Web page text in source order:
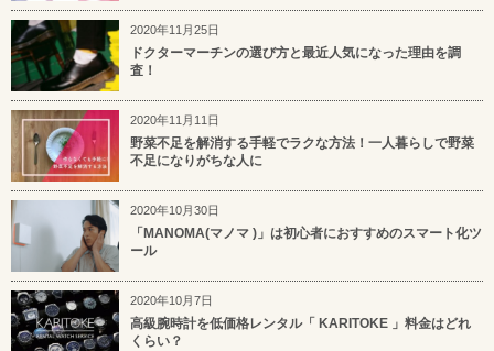
2020年11月25日
ドクターマーチンの選び方と最近人気になった理由を調
査！
2020年11月11日
野菜不足を解消する手軽でラクな方法！一人暮らしで野菜
不足になりがちな人に
2020年10月30日
「MANOMA(マノマ )」は初心者におすすめのスマート化ツ
ール
2020年10月7日
高級腕時計を低価格レンタル「 KARITOKE 」料金はどれ
くらい？